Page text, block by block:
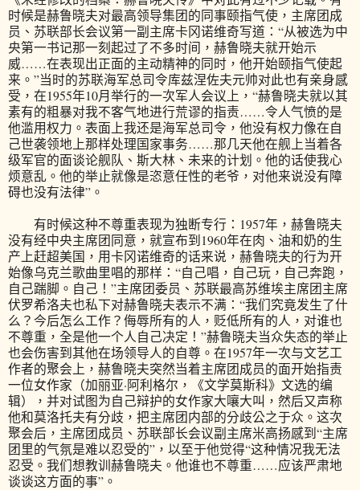
时候是赫鲁晓夫对最高领导集团的同事颐指气使，主席团成
员、苏联部长会议第一副主席卡冈诺维奇写道：“从被选为中
央第一书记那一刻起过了不多时间，赫鲁晓夫就开始示
威……在表现出正面的主动精神的同时，他开始颐指气使起
来。”当时的苏联海军总司令库兹涅佐夫元帅对此也有亲身感
受，在1955年10月举行的一次军人会议上，“赫鲁晓夫就以其
素有的粗暴对我不客气地进行荒谬的指责……令人气愤的是
他滥用权力。表面上我还是海军总司令，他没有权力像在自
己世袭领地上那样处理国家事务……那几天他在舰上当着各
级军官的面谈论舰队、斯大林、未来的计划。他的话使我心
烦意乱。他的举止就像是恣意任性的老爷，对他来说没有障
碍也没有法律”。
有时候这种不尊重表现为独断专行：1957年，赫鲁晓夫
没有经中央主席团同意，就宣布到1960年在肉、油和奶的生
产上赶超美国，用卡冈诺维奇的话来说，赫鲁晓夫的行为开
始像乌克兰歌曲里唱的那样：“自己唱，自己玩，自己奔跑，
自己踹脚。自己！”主席团委员、苏联最高苏维埃主席团主席
伏罗希洛夫也私下对赫鲁晓夫表示不满：“我们究竟发生了什
么？今后怎么工作？侮辱所有的人，贬低所有的人，对谁也
不尊重，全是他一个人自己决定！”赫鲁晓夫当众失态的举止
也会伤害到其他在场领导人的自尊。在1957年一次与文艺工
作者的聚会上，赫鲁晓夫突然当着主席团成员的面开始指责
一位女作家（加丽亚·阿利格尔，《文学莫斯科》文选的编
辑），并对试图为自己辩护的女作家大嚷大叫，然后又声称
他和莫洛托夫有分歧，把主席团内部的分歧公之于众。这次
聚会后，主席团成员、苏联部长会议副主席米高扬感到“主席
团里的气氛是难以忍受的”，以至于他觉得“这种情况我无法
忍受。我们想教训赫鲁晓夫。他谁也不尊重……应该严肃地
谈谈这方面的事”。